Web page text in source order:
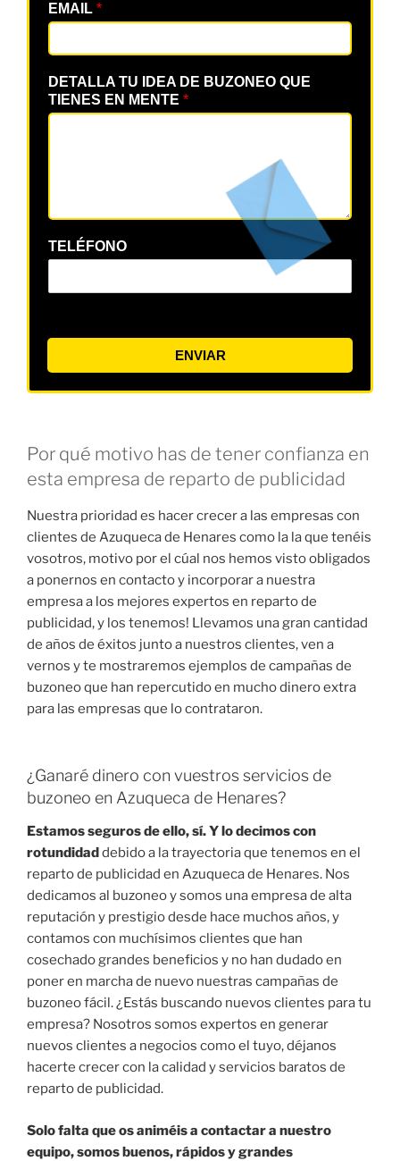
EMAIL *
DETALLA TU IDEA DE BUZONEO QUE
TIENES EN MENTE *
TELÉFONO
ENVIAR
Por qué motivo has de tener confianza en
esta empresa de reparto de publicidad
Nuestra prioridad es hacer crecer a las empresas con
clientes de Azuqueca de Henares como la la que tenéis
vosotros, motivo por el cúal nos hemos visto obligados
a ponernos en contacto y incorporar a nuestra
empresa a los mejores expertos en reparto de
publicidad, y los tenemos! Llevamos una gran cantidad
de años de éxitos junto a nuestros clientes, ven a
vernos y te mostraremos ejemplos de campañas de
buzoneo que han repercutido en mucho dinero extra
para las empresas que lo contrataron.
¿Ganaré dinero con vuestros servicios de
buzoneo en Azuqueca de Henares?
Estamos seguros de ello, sí. Y lo decimos con
rotundidaddebido a la trayectoria que tenemos en el
reparto de publicidad en Azuqueca de Henares. Nos
dedicamos al buzoneo y somos una empresa de alta
reputación y prestigio desde hace muchos años, y
contamos con muchísimos clientes que han
cosechado grandes beneficios y no han dudado en
poner en marcha de nuevo nuestras campañas de
buzoneo fácil. ¿Estás buscando nuevos clientes para tu
empresa? Nosotros somos expertos en generar
nuevos clientes a negocios como el tuyo, déjanos
hacerte crecer con la calidad y servicios baratos de
reparto de publicidad.
Solo falta que os animéis a contactar a nuestro
equipo, somos buenos, rápidos y grandes